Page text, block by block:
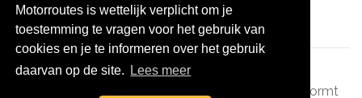
Motorroutes is wettelijk verplicht om je
toestemming te vragen voor het gebruik van
cookies en je te informeren over het gebruik
daarvan op de site.
Lees meer
vormt